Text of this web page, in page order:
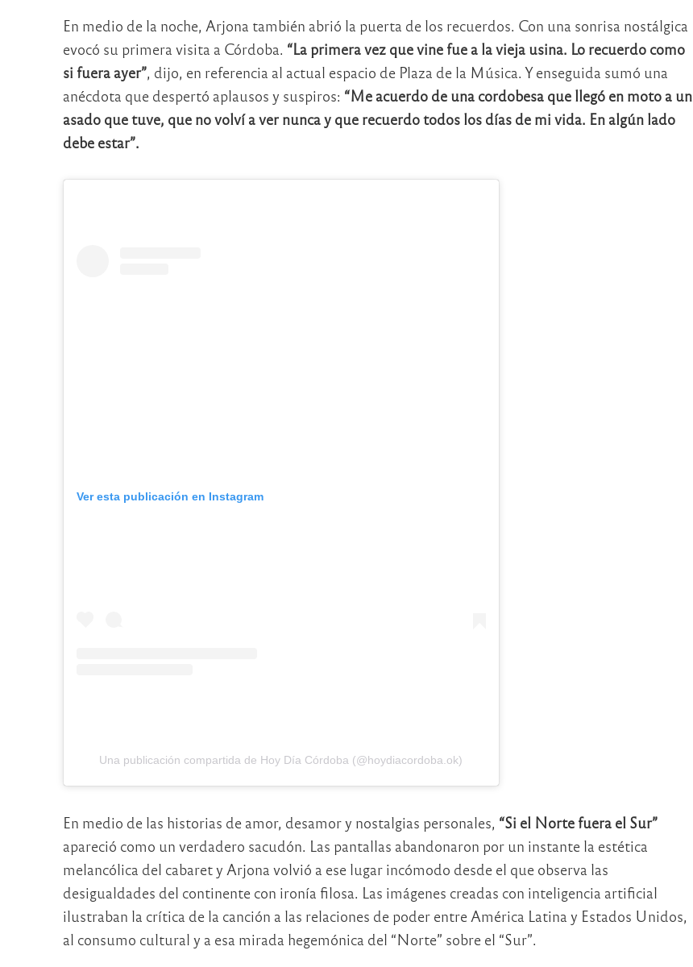
En medio de la noche, Arjona también abrió la puerta de los recuerdos. Con una sonrisa nostálgica
evocó su primera visita a Córdoba. “La primera vez que vine fue a la vieja usina. Lo recuerdo como
si fuera ayer”, dijo, en referencia al actual espacio de Plaza de la Música. Y enseguida sumó una
anécdota que despertó aplausos y suspiros: “Me acuerdo de una cordobesa que llegó en moto a un
asado que tuve, que no volví a ver nunca y que recuerdo todos los días de mi vida. En algún lado
debe estar”.
Ver esta publicación en Instagram
Una publicación compartida de Hoy Día Córdoba (@hoydiacordoba.ok)
En medio de las historias de amor, desamor y nostalgias personales, “Si el Norte fuera el Sur”
apareció como un verdadero sacudón. Las pantallas abandonaron por un instante la estética
melancólica del cabaret y Arjona volvió a ese lugar incómodo desde el que observa las
desigualdades del continente con ironía filosa. Las imágenes creadas con inteligencia artificial
ilustraban la crítica de la canción a las relaciones de poder entre América Latina y Estados Unidos,
al consumo cultural y a esa mirada hegemónica del “Norte” sobre el “Sur”.